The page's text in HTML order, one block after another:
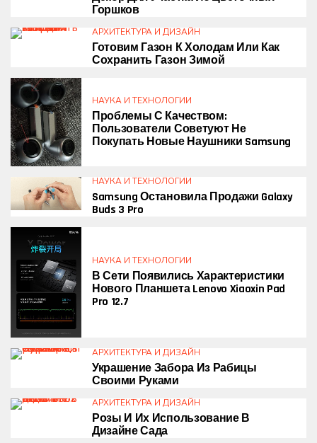
Горшков
АРХИТЕКТУРА И ДИЗАЙН
Готовим Газон К Холодам Или Как
Сохранить Газон Зимой
НАУКА И ТЕХНОЛОГИИ
Проблемы С Качеством:
Пользователи Советуют Не
Покупать Новые Наушники Samsung
НАУКА И ТЕХНОЛОГИИ
Samsung Остановила Продажи Galaxy
Buds 3 Pro
НАУКА И ТЕХНОЛОГИИ
В Сети Появились Характеристики
Нового Планшета Lenovo Xiaoxin Pad
Pro 12.7
АРХИТЕКТУРА И ДИЗАЙН
Украшение Забора Из Рабицы
Своими Руками
АРХИТЕКТУРА И ДИЗАЙН
Розы И Их Использование В
Дизайне Сада